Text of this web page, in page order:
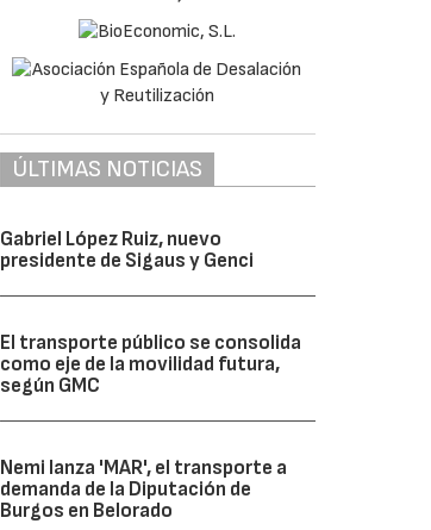
ÚLTIMAS NOTICIAS
Gabriel López Ruiz, nuevo
presidente de Sigaus y Genci
El transporte público se consolida
como eje de la movilidad futura,
según GMC
Nemi lanza 'MAR', el transporte a
demanda de la Diputación de
Burgos en Belorado